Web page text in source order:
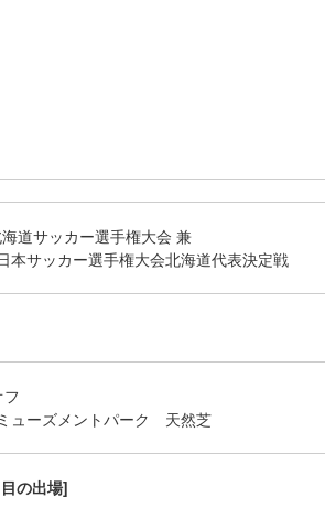
道サッカー選手権大会 兼
本サッカー選手権大会北海道代表決定戦
ューズメントパーク 天然芝
の出場]